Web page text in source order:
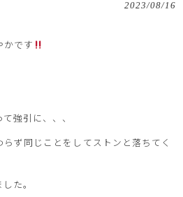
2023/08/16
かです
強引に、、、
ず同じことをしてストンと落ちてく
た。